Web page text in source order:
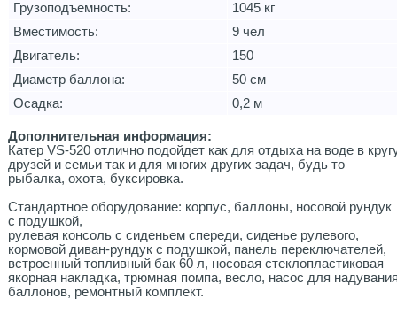
Грузоподъемность:
1045 кг
Вместимость:
9 чел
Двигатель:
150
Диаметр баллона:
50 см
Осадка:
0,2 м
Дополнительная информация:
Катер VS-520 отлично подойдет как для отдыха на воде в
друзей и семьи так и для многих других задач, будь то
рыбалка, охота, буксировка.
Стандартное оборудование: корпус, баллоны, носовой рундук
с подушкой,
рулевая консоль с сиденьем спереди, сиденье рулевого,
кормовой диван-рундук с подушкой, панель переключателей,
встроенный топливный бак 60 л, носовая стеклопластиковая
якорная накладка, трюмная помпа, весло, насос для
баллонов, ремонтный комплект.